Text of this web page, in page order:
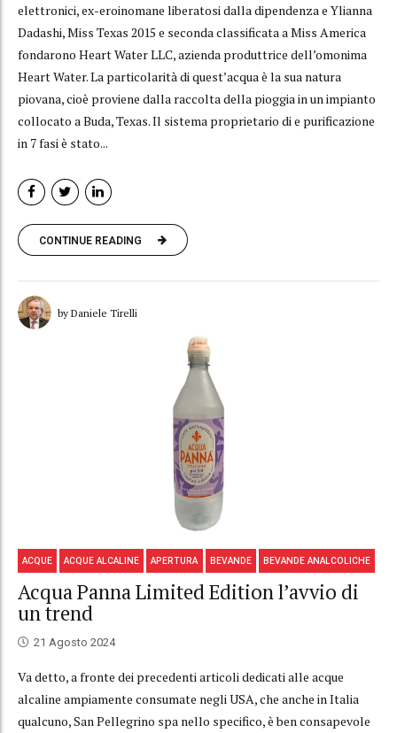
elettronici, ex-eroinomane liberatosi dalla dipendenza e Ylianna
Dadashi, Miss Texas 2015 e seconda classificata a Miss America
fondarono Heart Water LLC, azienda produttrice dell’omonima
Heart Water. La particolarità di quest’acqua è la sua natura
piovana, cioè proviene dalla raccolta della pioggia in un impianto
collocato a Buda, Texas. Il sistema proprietario di e purificazione
in 7 fasi è stato...
CONTINUE READING
by Daniele Tirelli
ACQUE ACQUE ALCALINE APERTURA BEVANDE BEVANDE ANALCOLICHE
Acqua Panna Limited Edition l’avvio di
un trend
21 Agosto 2024
Va detto, a fronte dei precedenti articoli dedicati alle acque
alcaline ampiamente consumate negli USA, che anche in Italia
qualcuno, San Pellegrino spa nello specifico, è ben consapevole